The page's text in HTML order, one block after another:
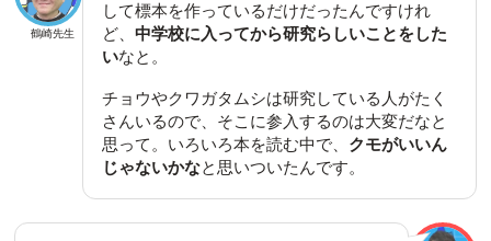
鶴崎先生
して標本を作っているだけだったんですけれ
ど、中学校に入ってから研究らしいことをした
いなと。
チョウやクワガタムシは研究している人がたく
さんいるので、そこに参入するのは大変だなと
思って。いろいろ本を読む中で、 クモがいいん
じゃないかなと思いついたんです。